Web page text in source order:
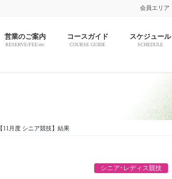
会員エリア
営業のご案内
RESERVE/FEE/etc
コースガイド
COURSE GUIDE
スケジュール
SCHEDULE
【11月度 シニア競技】結果
シニア･レディス競技